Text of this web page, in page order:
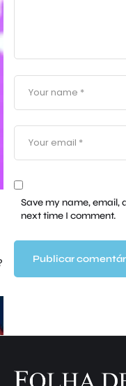
Save my name, email,
next time I comment.